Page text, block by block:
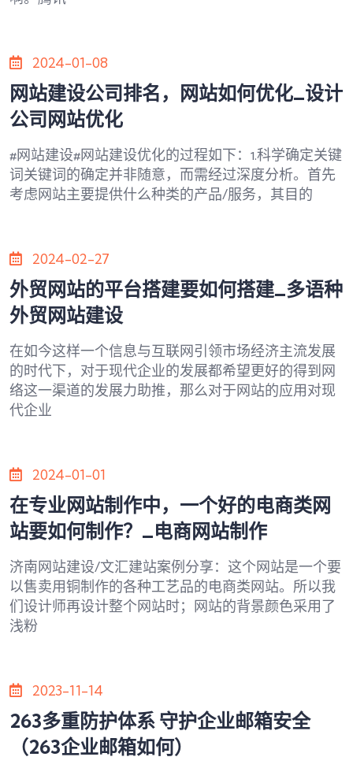
2024-01-08
网站建设公司排名，网站如何优化_设计
公司网站优化
#网站建设#网站建设优化的过程如下：1.科学确定关键
词关键词的确定并非随意，而需经过深度分析。首先
考虑网站主要提供什么种类的产品/服务，其目的
2024-02-27
外贸网站的平台搭建要如何搭建_多语种
外贸网站建设
在如今这样一个信息与互联网引领市场经济主流发展
的时代下，对于现代企业的发展都希望更好的得到网
络这一渠道的发展力助推，那么对于网站的应用对现
代企业
2024-01-01
在专业网站制作中，一个好的电商类网
站要如何制作？_电商网站制作
济南网站建设/文汇建站案例分享：这个网站是一个要
以售卖用铜制作的各种工艺品的电商类网站。所以我
们设计师再设计整个网站时；网站的背景颜色采用了
浅粉
2023-11-14
263多重防护体系 守护企业邮箱安全
（263企业邮箱如何）